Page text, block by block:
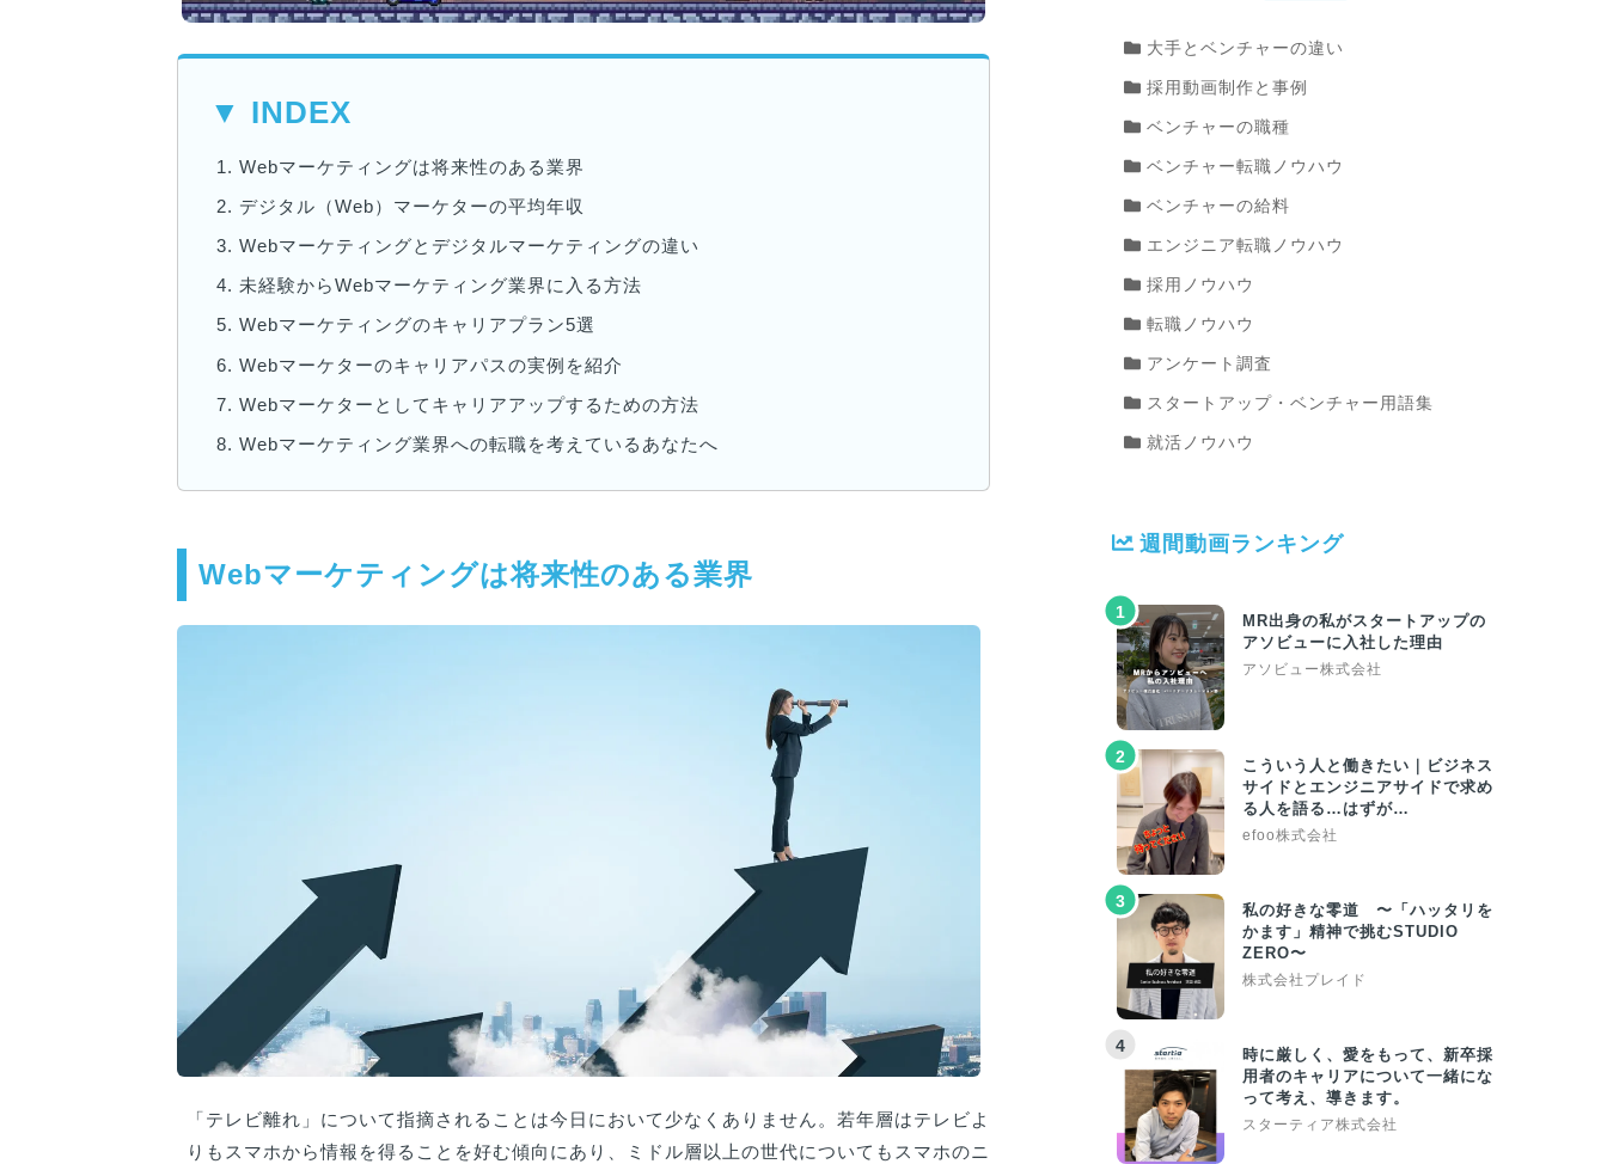
▼ INDEX
1. Webマーケティングは将来性のある業界
2. デジタル（Web）マーケターの平均年収
3. Webマーケティングとデジタルマーケティングの違い
4. 未経験からWebマーケティング業界に入る方法
5. Webマーケティングのキャリアプラン5選
6. Webマーケターのキャリアパスの実例を紹介
7. Webマーケターとしてキャリアアップするための方法
8. Webマーケティング業界への転職を考えているあなたへ
Webマーケティングは将来性のある業界
「テレビ離れ」について指摘されることは今日において少なくありません。若年層はテレビよ
りもスマホから情報を得ることを好む傾向にあり、ミドル層以上の世代についてもスマホのニ
大手とベンチャーの違い
採用動画制作と事例
ベンチャーの職種
ベンチャー転職ノウハウ
ベンチャーの給料
エンジニア転職ノウハウ
採用ノウハウ
転職ノウハウ
アンケート調査
スタートアップ・ベンチャー用語集
就活ノウハウ
週間動画ランキング
1
MR出身の私がスタートアップの
アソビューに入社した理由
アソビュー株式会社
2
こういう人と働きたい｜ビジネス
サイドとエンジニアサイドで求め
る人を語る…はずが…
efoo株式会社
3
私の好きな零道 〜「ハッタリを
かます」精神で挑むSTUDIO
ZERO〜
株式会社プレイド
4
時に厳しく、愛をもって、新卒採
用者のキャリアについて一緒にな
って考え、導きます。
スターティア株式会社